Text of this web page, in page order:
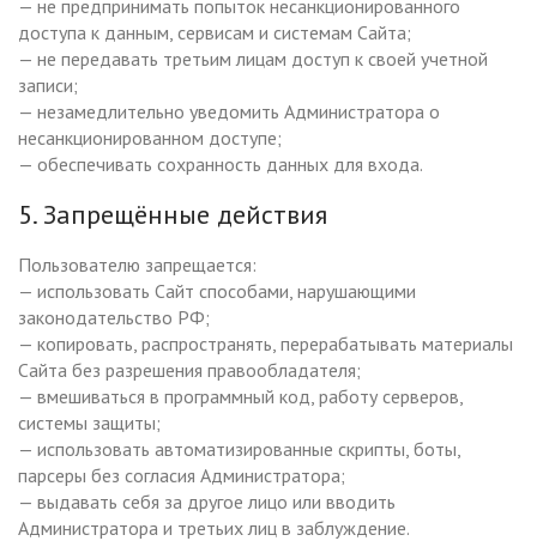
— не предпринимать попыток несанкционированного
доступа к данным, сервисам и системам Сайта;
— не передавать третьим лицам доступ к своей учетной
записи;
— незамедлительно уведомить Администратора о
несанкционированном доступе;
— обеспечивать сохранность данных для входа.
5. Запрещённые действия
Пользователю запрещается:
— использовать Сайт способами, нарушающими
законодательство РФ;
— копировать, распространять, перерабатывать материалы
Сайта без разрешения правообладателя;
— вмешиваться в программный код, работу серверов,
системы защиты;
— использовать автоматизированные скрипты, боты,
парсеры без согласия Администратора;
— выдавать себя за другое лицо или вводить
Администратора и третьих лиц в заблуждение.